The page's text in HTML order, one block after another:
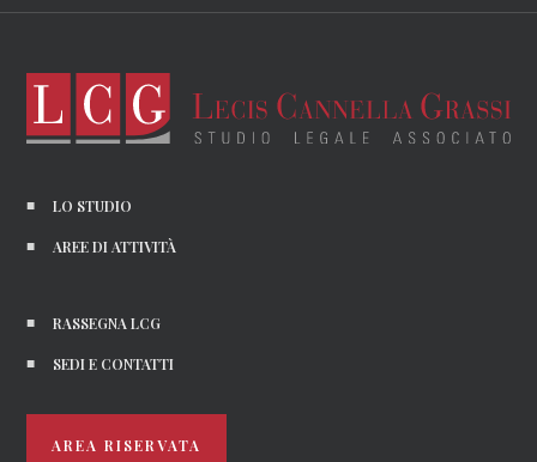
LO STUDIO
AREE DI ATTIVITÀ
RASSEGNA LCG
SEDI E CONTATTI
AREA RISERVATA